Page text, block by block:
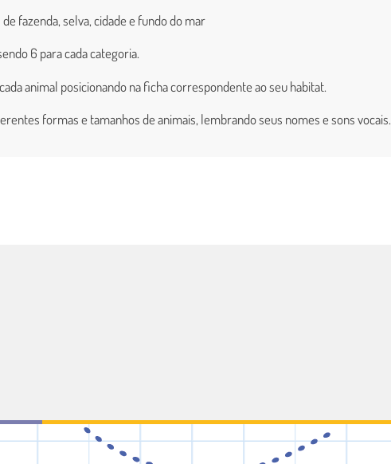
fazenda, selva, cidade e fundo do mar
6 para cada categoria.
animal posicionando na ficha correspondente ao seu habitat.
formas e tamanhos de animais, lembrando seus nomes e sons vocais.